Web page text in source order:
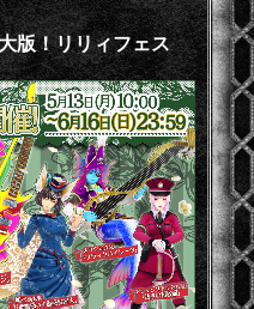
版！リリィフェス